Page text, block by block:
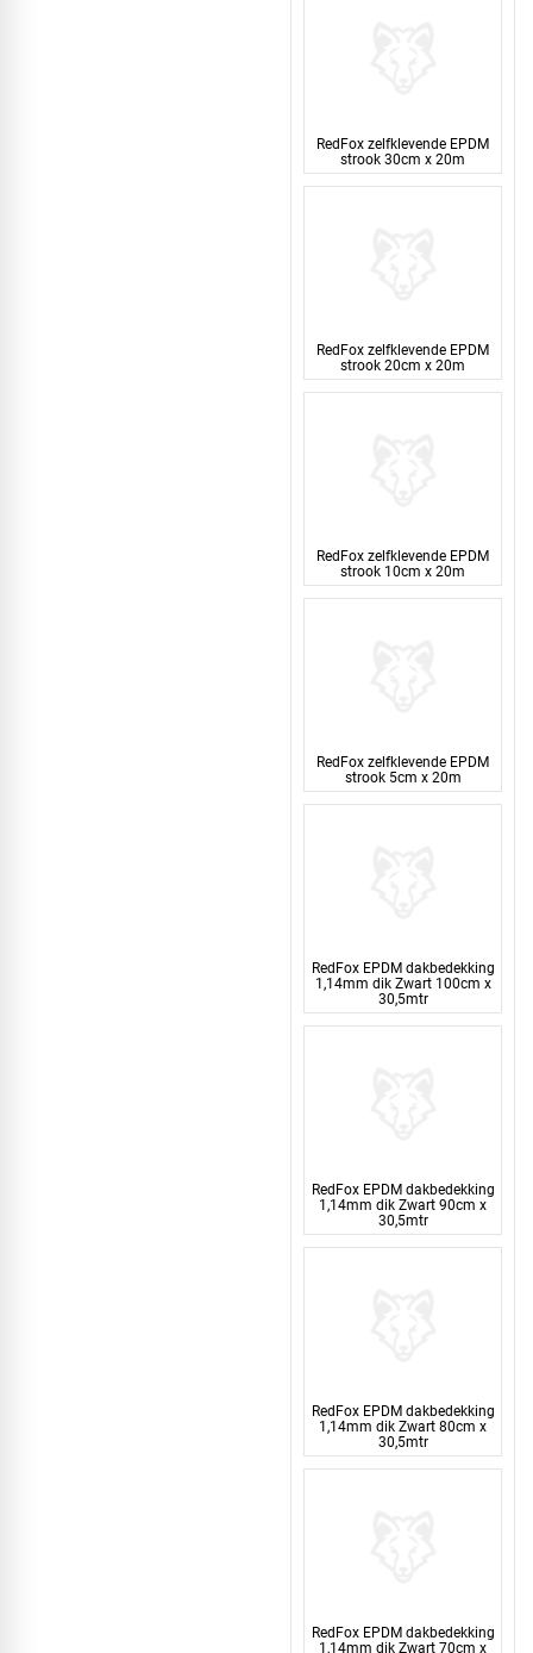
RedFox zelfklevende EPDM
strook 30cm x 20m
RedFox zelfklevende EPDM
strook 20cm x 20m
RedFox zelfklevende EPDM
strook 10cm x 20m
RedFox zelfklevende EPDM
strook 5cm x 20m
RedFox EPDM dakbedekking
1,14mm dik Zwart 100cm x
30,5mtr
RedFox EPDM dakbedekking
1,14mm dik Zwart 90cm x
30,5mtr
RedFox EPDM dakbedekking
1,14mm dik Zwart 80cm x
30,5mtr
RedFox EPDM dakbedekking
1,14mm dik Zwart 70cm x